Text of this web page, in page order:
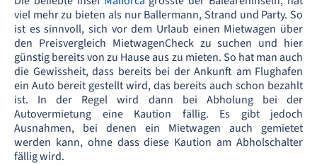
viel mehr zu bieten als nur Ballermann, Strand und Party. So
ist es sinnvoll, sich vor dem Urlaub einen Mietwagen über
den Preisvergleich MietwagenCheck zu suchen und hier
günstig bereits von zu Hause aus zu mieten. So hat man auch
die Gewissheit, dass bereits bei der Ankunft am Flughafen
ein Auto bereit gestellt wird, das bereits auch schon bezahlt
ist. In der Regel wird dann bei Abholung bei der
Autovermietung eine Kaution fällig. Es gibt jedoch
Ausnahmen, bei denen ein Mietwagen auch gemietet
werden kann, ohne dass diese Kaution am Abholschalter
fällig wird.